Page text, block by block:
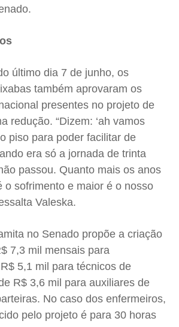
último dia 7 de junho, os
também aprovaram os
presentes no projeto de
redução. “Dizem: ‘ah vamos
piso para poder facilitar de
era só a jornada de trinta
passou. Quanto mais os anos
o sofrimento e maior é o nosso
Valeska.
no Senado propõe a criação
7,3 mil mensais para
5,1 mil para técnicos de
R$ 3,6 mil para auxiliares de
No caso dos enfermeiros,
pelo projeto é para 30 horas